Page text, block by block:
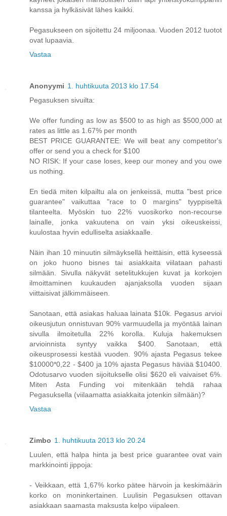
kanssa ja hylkäsivät lähes kaikki.
Pegasukseen on sijoitettu 24 miljoonaa. Vuoden 2012 tuotot
ovat lupaavia.
Vastaa
Anonyymi 1. huhtikuuta 2013 klo 17.54
Pegasuksen sivuilta:
We offer funding as low as $500 to as high as $500,000 at
rates as little as 1.67% per month
BEST PRICE GUARANTEE: We will beat any competitor's
offer or send you a check for $100
NO RISK: If your case loses, keep our money and you owe
us nothing.
En tiedä miten kilpailtu ala on jenkeissä, mutta "best price
guarantee" vaikuttaa "race to 0 margins" tyyppiseltä
tilanteelta. Myöskin tuo 22% vuosikorko non-recourse
lainalle, jonka vakuutena on vain yksi oikeuskeissi,
kuulostaa hyvin edulliselta asiakkaalle.
Näin ihan 10 minuutin silmäyksellä heittäisin, että kyseessä
on joko huono bisnes tai asiakkaita viilataan pahasti
silmään. Sivulla näkyvät setelitukkujen kuvat ja korkojen
ilmoittaminen kuukauden ajanjaksolla vuoden sijaan
viittaisivat jälkimmäiseen.
Sanotaan, että asiakas haluaa lainata $10k. Pegasus arvioi
oikeusjutun onnistuvan 90% varmuudella ja myöntää lainan
sivulla ilmoitetulla 22% korolla. Kuluja hakemuksen
arvioinnista syntyy vaikka $400. Sanotaan, että
oikeusprosessi kestää vuoden. 90% ajasta Pegasus tekee
$10000*0,22 - $400 ja 10% ajasta Pegasus häviää $10400.
Odotusarvo vuoden sijoitukselle olisi $620 eli vaivaiset 6%.
Miten Asta Funding voi mitenkään tehdä rahaa
Pegasuksella (viilaamatta asiakkaita jotenkin silmään)?
Vastaa
Zimbo 1. huhtikuuta 2013 klo 20.24
Luulen, että halpa hinta ja best price guarantee ovat vain
markkinointi jippoja:
- Veikkaan, että 1,67% korko pätee härvoin ja keskimäärin
korko on moninkertainen. Luulisin Pegasuksen ottavan
asiakkaan saamasta maksusta kelpo viipaleen.